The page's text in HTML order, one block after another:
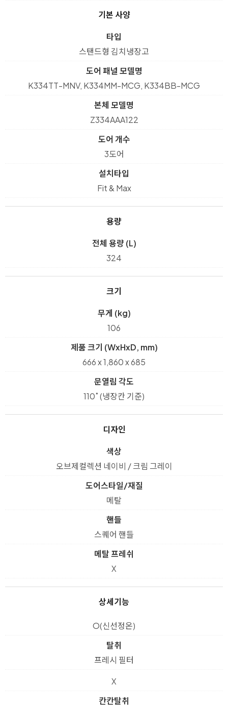
기본 사양
타입
스탠드형 김치냉장고
도어 패널 모델명
K334TT-MNV, K334MM-MCG, K334BB-MCG
본체 모델명
Z334AAA122
도어 개수
3도어
설치타입
Fit & Max
용량
전체 용량 (L)
324
크기
무게 (kg)
106
제품 크기 (WxHxD, mm)
666 x 1,860 x 685
문열림 각도
110˚ (냉장칸 기준)
디자인
색상
오브제컬렉션 네이비 / 크림 그레이
도어스타일/재질
메탈
핸들
스퀘어 핸들
메탈 프레쉬
X
상세기능
O(신선정온)
탈취
프레시 필터
X
칸칸탈취